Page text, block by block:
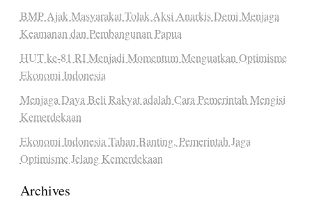
BMP Ajak Masyarakat Tolak Aksi Anarkis Demi Menjaga
Keamanan dan Pembangunan Papua
HUT ke-81 RI Menjadi Momentum Menguatkan Optimisme
Ekonomi Indonesia
Menjaga Daya Beli Rakyat adalah Cara Pemerintah Mengisi
Kemerdekaan
Ekonomi Indonesia Tahan Banting, Pemerintah Jaga
Optimisme Jelang Kemerdekaan
Archives